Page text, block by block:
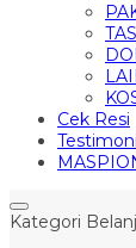
TAS
Cek Resi
Kategori